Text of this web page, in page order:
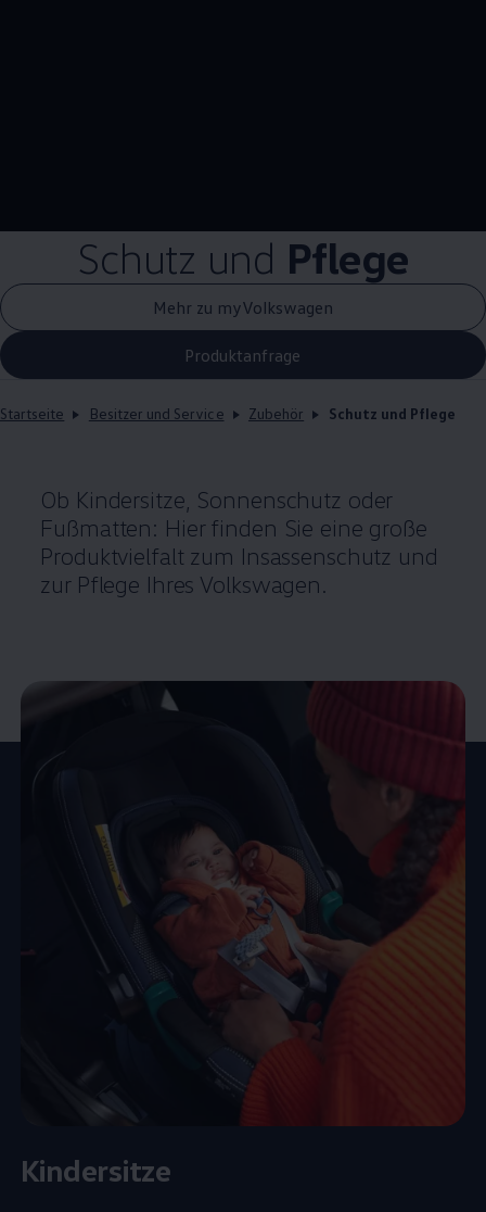
Schutz und Pflege
Mehr zu myVolkswagen
Produktanfrage
Startseite Besitzer und Service Zubehör Schutz und Pflege
Ob Kindersitze, Sonnenschutz oder
Fußmatten: Hier finden Sie eine große
Produktvielfalt zum Insassenschutz und
zur Pflege Ihres Volkswagen.
Kindersitze